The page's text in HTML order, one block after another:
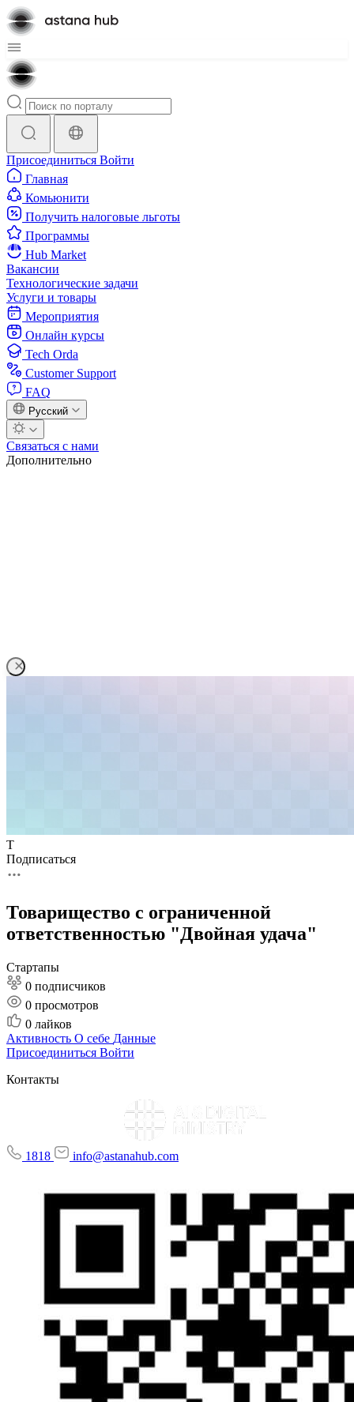
Присоединиться Войти
Главная
Комьюнити
Получить налоговые льготы
Программы
Hub Market
Вакансии
Технологические задачи
Услуги и товары
Мероприятия
Онлайн курсы
Tech Orda
Customer Support
FAQ
Русский
Связаться с нами
Дополнительно
Т
Подписаться
Товарищество с ограниченной
ответственностью "Двойная удача"
Стартапы
0 подписчиков
0 просмотров
0 лайков
Активность О себе Данные
Присоединиться Войти
Контакты
1818 info@astanahub.com